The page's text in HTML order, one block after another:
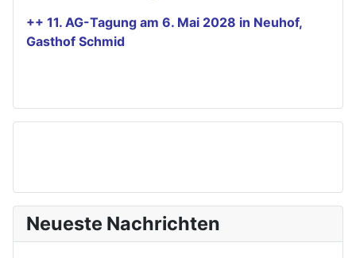
++ 11. AG-Tagung am 6. Mai 2028 in Neuhof,
Gasthof Schmid
Neueste Nachrichten